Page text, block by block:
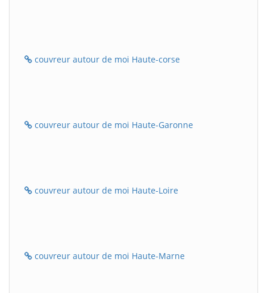
couvreur autour de moi Haute-corse
couvreur autour de moi Haute-Garonne
couvreur autour de moi Haute-Loire
couvreur autour de moi Haute-Marne